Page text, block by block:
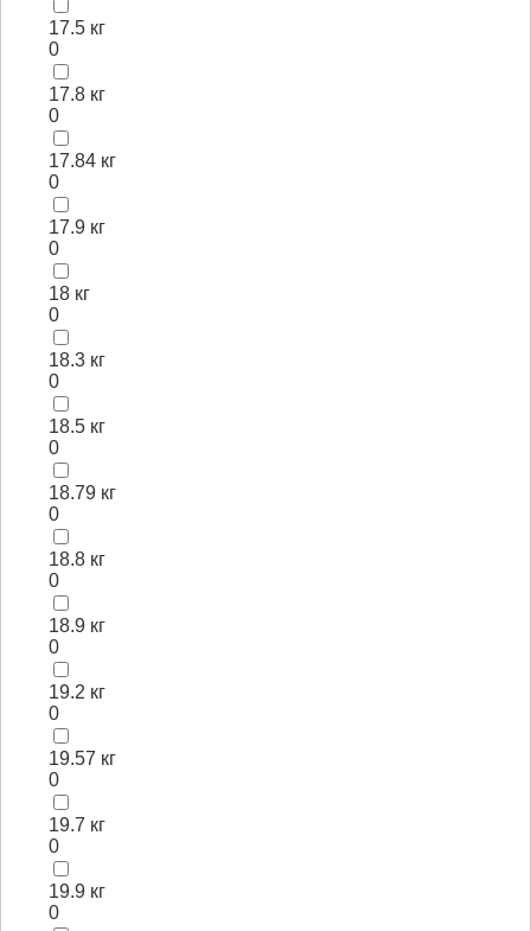
17.5 кг
0
17.8 кг
0
17.84 кг
0
17.9 кг
0
18 кг
0
18.3 кг
0
18.5 кг
0
18.79 кг
0
18.8 кг
0
18.9 кг
0
19.2 кг
0
19.57 кг
0
19.7 кг
0
19.9 кг
0